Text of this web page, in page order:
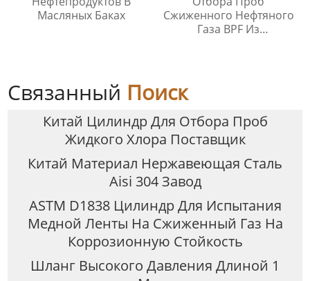
Масляных Баках
Сжиженного Нефтяного
Газа BPF Из
Связанный Поиск
Китай Цилиндр Для Отбора Проб
Жидкого Хлора Поставщик
Китай Материал Нержавеющая Сталь
Aisi 304 Завод
ASTM D1838 Цилиндр Для Испытания
Медной Ленты На Сжиженный Газ На
Коррозионную Стойкость
Шланг Высокого Давления Длиной 1